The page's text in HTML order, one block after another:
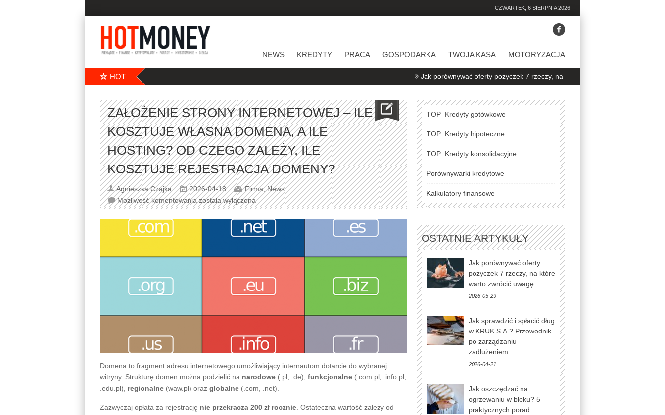
CZWARTEK, 6 SIERPNIA 2026
NEWS KREDYTY PRACA GOSPODARKA TWOJA KASA MOTORYZACJA
HOT Jak porównywać oferty pożyczek 7 rzeczy, na które warto zwrócić uwagę
ZAŁOŻENIE STRONY INTERNETOWEJ – ILE
KOSZTUJE WŁASNA DOMENA, A ILE
HOSTING? OD CZEGO ZALEŻY, ILE
KOSZTUJE REJESTRACJA DOMENY?
Agnieszka Czajka 2026-04-18 Firma,News
Możliwość komentowaniazostała wyłączona
Domena to fragment adresu internetowego umożliwiający internautom dotarcie do wybranej
witryny. Strukturę domen można podzielić na narodowe (.pl, .de), funkcjonalne (.com.pl, .info.pl,
.edu.pl), regionalne (waw.pl) oraz globalne (.com, .net).
Zazwyczaj opłata za rejestrację nie przekracza 200 zł rocznie . Ostateczna wartość zależy od
TOP Kredyty gotówkowe
TOP Kredyty hipoteczne
TOP Kredyty konsolidacyjne
Porównywarki kredytowe
Kalkulatory finansowe
OSTATNIE ARTYKUŁY
Jak porównywać oferty
pożyczek 7 rzeczy, na które
warto zwrócić uwagę
2026-05-29
Jak sprawdzić i spłacić dług
w KRUK S.A.? Przewodnik
po zarządzaniu
zadłużeniem
2026-04-21
Jak oszczędzać na
ogrzewaniu w bloku? 5
praktycznych porad